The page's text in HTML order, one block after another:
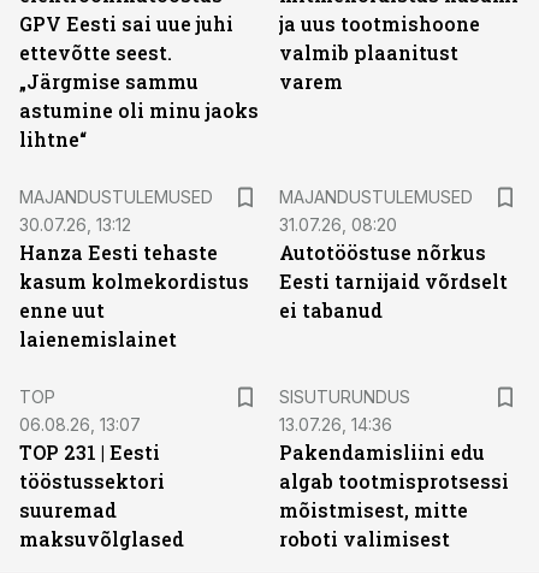
GPV Eesti sai uue juhi
ettevõtte seest.
„Järgmise sammu
astumine oli minu jaoks
lihtne“
ja uus tootmishoone
valmib plaanitust
varem
MAJANDUSTULEMUSED
30.07.26, 13:12
Hanza Eesti tehaste
kasum kolmekordistus
enne uut
laienemislainet
MAJANDUSTULEMUSED
31.07.26, 08:20
Autotööstuse nõrkus
Eesti tarnijaid võrdselt
ei tabanud
TOP
06.08.26, 13:07
TOP 231 | Eesti
tööstussektori
suuremad
maksuvõlglased
SISUTURUNDUS
13.07.26, 14:36
Pakendamisliini edu
algab tootmisprotsessi
mõistmisest, mitte
roboti valimisest